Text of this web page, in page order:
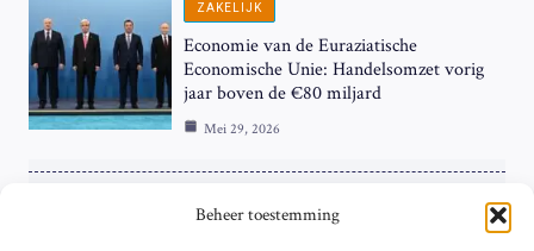
Beheer toestemming
ZAKELIJK
Economie van de Euraziatische
Economische Unie: Handelsomzet vorig
jaar boven de €80 miljard
Mei 29, 2026
ZAKELIJK